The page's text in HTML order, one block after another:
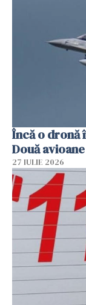
Încă o dronă
Două
27 IULIE 2026